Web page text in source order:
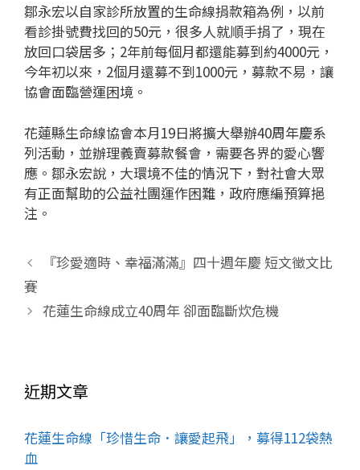
鄒永宏以自家診所放置的生命線捐款箱為例，以前
看診掛號費找回的50元，很多人就順手捐了，現在
放回口袋居多；2年前每個月都還能募到約4000元，
今年初以來，2個月還募不到1000元，募款不易，讓
協會面臨營運困境。
花蓮縣生命線協會本月19日將擴大舉辦40周年慶系
列活動，並辦理義賣募款餐會，需要各界的愛心響
應。鄒永宏說，大環境不佳的情況下，對社會大眾
有正面幫助的公益社團運作困難，政府應編預算挹
注。
『珍愛適時、幸福滿滿』四十週年慶 短文徵文比
賽
花蓮生命線成立40周年 卻面臨斷炊危機
近期文章
花蓮生命線「珍惜生命．讓愛起飛」，募得112袋熱
血